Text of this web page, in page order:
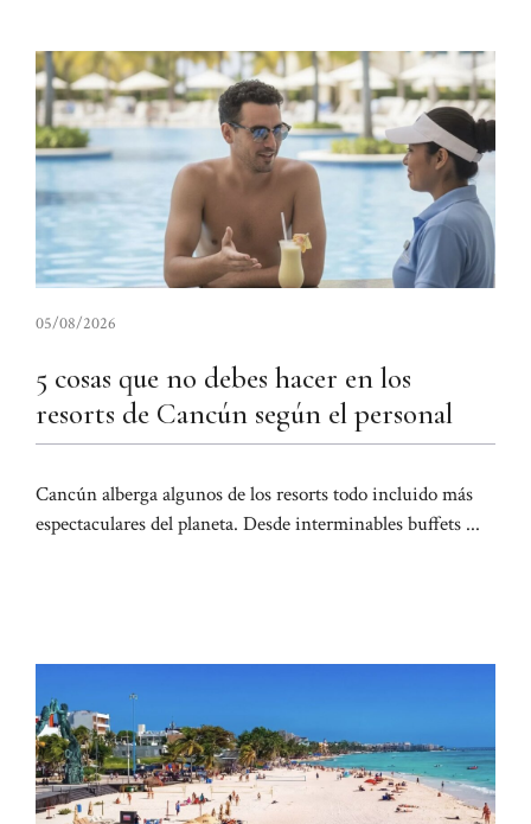
05/08/2026
5 cosas que no debes hacer en los
resorts de Cancún según el personal
Cancún alberga algunos de los resorts todo incluido más
espectaculares del planeta. Desde interminables buffets ...